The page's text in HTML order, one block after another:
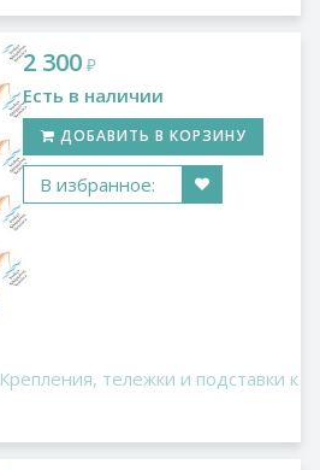
2 300 ₽
Есть в наличии
ДОБАВИТЬ В КОРЗИНУ
В избранное:
Крепления, тележки и подставки к